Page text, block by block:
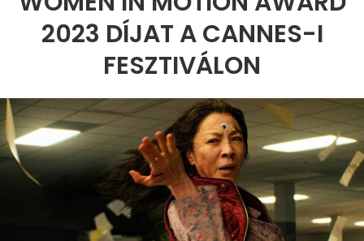
2023 DÍJAT A CANNES-I
FESZTIVÁLON